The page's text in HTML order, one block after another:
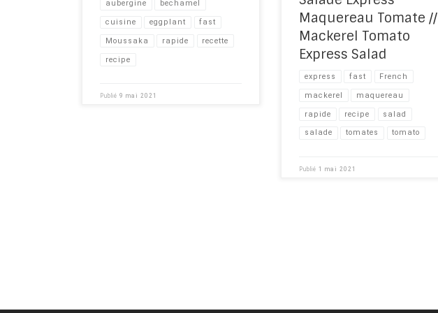
#fast #recipe #eggplant
aubergine bechamel
cuisine eggplant fast
Moussaka rapide recette
recipe
Publié9 mai 2021
diet!
Maquereau Tomate //
Mackerel Tomato
Express Salad
express fast French
mackerel maquereau
rapide recipe​ salad
salade tomates tomato
Publié1 mai 2021